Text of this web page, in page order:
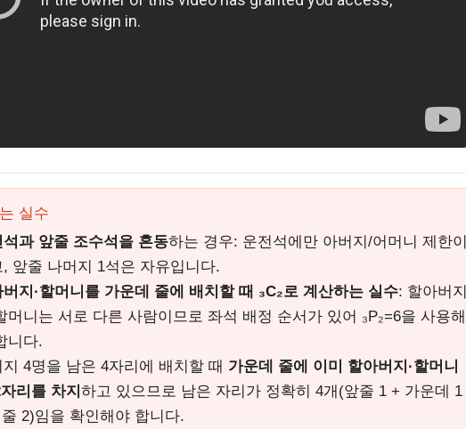
실수
석과 앞줄 조수석을 혼동하는 경우: 운전석에만 아버지/어머니 제한이
, 앞줄 나머지 1석은 자유입니다.
버지·할머니를 가운데 줄에 배치할 때 ₃C₂로 계산하는 실수: 할아버지
머니는 서로 다른 사람이므로 좌석 배정 순서가 있어 ₃P₂=6을 사용해
니다.
지 4명을 남은 4자리에 배치할 때 가운데 줄에 이미 할아버지·할머니
리를 차지 하고 있으므로 남은 자리가 정확히 4개(앞줄 1 + 가운데 1
2)임을 확인해야 합니다.